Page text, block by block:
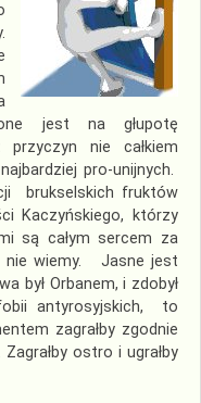
jest na głupotę
nie całkiem
pro-unijnych.
brukselskich fruktów
Kaczyńskiego, którzy
są całym sercem za
nie wiemy. Jasne jest
był Orbanem, i zdobył
antyrosyjskich, to
zagrałby zgodnie
ostro i ugrałby